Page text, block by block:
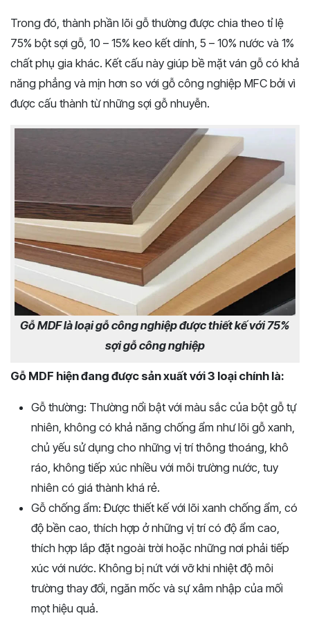
Trong đó, thành phần lõi gỗ thường được chia theo tỉ lệ
75% bột sợi gỗ, 10 – 15% keo kết dính, 5 – 10% nước và 1%
chất phụ gia khác. Kết cấu này giúp bề mặt ván gỗ có khả
năng phẳng và mịn hơn so với gỗ công nghiệp MFC bởi vì
được cấu thành từ những sợi gỗ nhuyễn.
Gỗ MDF là loại gỗ công nghiệp được thiết kế với 75%
sợi gỗ công nghiệp
Gỗ MDF hiện đang được sản xuất với 3 loại chính là:
Gỗ thường: Thường nổi bật với màu sắc của bột gỗ tự
nhiên, không có khả năng chống ẩm như lõi gỗ xanh,
chủ yếu sử dụng cho những vị trí thông thoáng, khô
ráo, không tiếp xúc nhiều với môi trường nước, tuy
nhiên có giá thành khá rẻ.
Gỗ chống ẩm: Được thiết kế với lõi xanh chống ẩm, có
độ bền cao, thích hợp ở những vị trí có độ ẩm cao,
thích hợp lắp đặt ngoài trời hoặc những nơi phải tiếp
xúc với nước. Không bị nứt với vỡ khi nhiệt độ môi
trường thay đổi, ngăn mốc và sự xâm nhập của mối
mọt hiệu quả.